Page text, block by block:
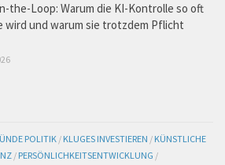
the-Loop: Warum die KI-Kontrolle so oft
wird und warum sie trotzdem Pflicht
POLITIK / KLUGES INVESTIEREN / KÜNSTLICHE
/ PERSÖNLICHKEITSENTWICKLUNG /